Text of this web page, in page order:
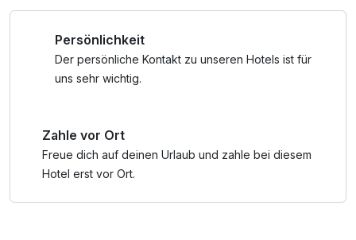
Persönlichkeit
Der persönliche Kontakt zu unseren Hotels ist für
uns sehr wichtig.
Zahle vor Ort
Freue dich auf deinen Urlaub und zahle bei diesem
Hotel erst vor Ort.